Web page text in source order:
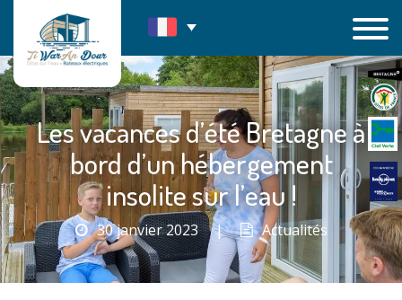
contenu
Les vacances d’été Bretagne à
bord d’un hébergement
insolite sur l’eau !
30 janvier 2023 | Actualités